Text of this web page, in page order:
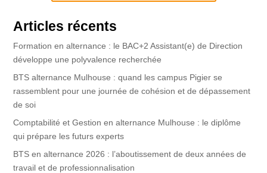
Articles récents
Formation en alternance : le BAC+2 Assistant(e) de Direction
développe une polyvalence recherchée
BTS alternance Mulhouse : quand les campus Pigier se
rassemblent pour une journée de cohésion et de dépassement
de soi
Comptabilité et Gestion en alternance Mulhouse : le diplôme
qui prépare les futurs experts
BTS en alternance 2026 : l’aboutissement de deux années de
travail et de professionnalisation